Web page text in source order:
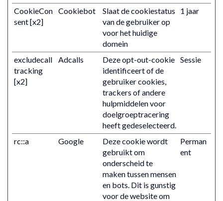
CookieCon
sent [x2]
Cookiebot
Slaat de cookiestatus
van de gebruiker op
voor het huidige
domein
1 jaar
excludecall
tracking
[x2]
Adcalls
Deze opt-out-cookie
identificeert of de
gebruiker cookies,
trackers of andere
hulpmiddelen voor
doelgroeptracering
heeft gedeselecteerd.
Sessie
rc::a Google
Deze cookie wordt
gebruikt om
onderscheid te
maken tussen mensen
en bots. Dit is gunstig
voor de website om
Perman
ent